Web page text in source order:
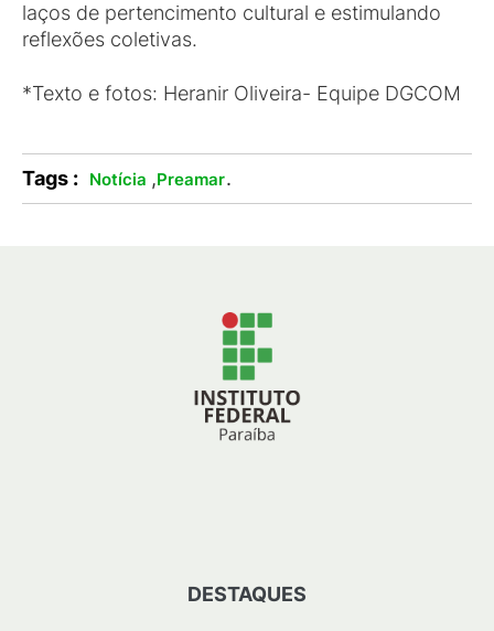
laços de pertencimento cultural e estimulando
reflexões coletivas.
*Texto e fotos: Heranir Oliveira- Equipe DGCOM
Tags : Notícia ,Preamar.
DESTAQUES